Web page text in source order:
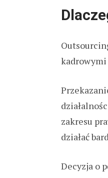
zakresu
działać
Decyzja o